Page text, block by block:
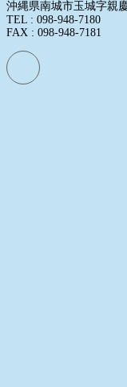
沖縄県南城市玉城字親
TEL : 098-948-7180
FAX : 098-948-7181